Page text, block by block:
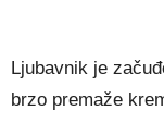
Ljubavnik je
brzo premaže